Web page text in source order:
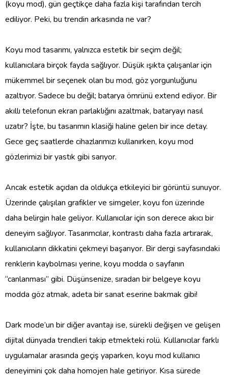
(koyu mod), gün geçtikçe daha fazla kişi tarafından tercih
ediliyor. Peki, bu trendin arkasında ne var?
Koyu mod tasarımı, yalnızca estetik bir seçim değil;
kullanıcılara birçok fayda sağlıyor. Düşük ışıkta çalışanlar için
mükemmel bir seçenek olan bu mod, göz yorgunluğunu
azaltıyor. Sadece bu değil; batarya ömrünü extend ediyor. Bir
akıllı telefonun ekran parlaklığını azaltmak, bataryayı nasıl
uzatır? İşte, bu tasarımın klasiği haline gelen bir ince detay.
Gece geç saatlerde cihazlarımızı kullanırken, koyu mod
gözlerimizi bir yastık gibi sarıyor.
Ancak estetik açıdan da oldukça etkileyici bir görüntü sunuyor.
Üzerinde çalışılan grafikler ve simgeler, koyu fon üzerinde
daha belirgin hale geliyor. Kullanıcılar için son derece akıcı bir
deneyim sağlıyor. Tasarımcılar, kontrastı daha fazla artırarak,
kullanıcıların dikkatini çekmeyi başarıyor. Bir dergi sayfasındaki
renklerin kaybolması yerine, koyu modda o sayfanın
“canlanması” gibi. Düşünsenize, sıradan bir belgeye koyu
modda göz atmak, adeta bir sanat eserine bakmak gibi!
Dark mode’un bir diğer avantajı ise, sürekli değişen ve gelişen
dijital dünyada trendleri takip etmekteki rolü. Kullanıcılar farklı
uygulamalar arasında geçiş yaparken, koyu mod kullanıcı
deneyimini çok daha homojen hale getiriyor. Kısa sürede